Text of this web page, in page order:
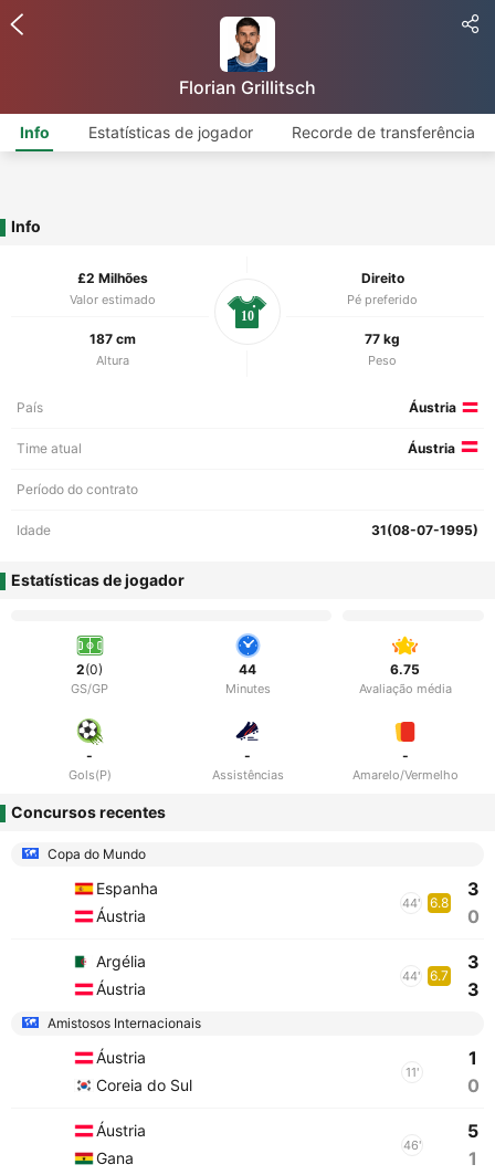
Florian Grillitsch
Info Estatísticas de jogador Recorde de transferência
Info
£2 Milhões
Valor estimado
Direito
Pé preferido
187 cm
Altura
77 kg
Peso
10
País Áustria
Time atual Áustria
Período do contrato
Idade 31(08-07-1995)
Estatísticas de jogador
2(0)
GS/GP
44
Minutes
6.75
Avaliação média
-
Gols(P)
-
Assistências
-
Amarelo/Vermelho
Concursos recentes
Copa do Mundo
Espanha
Áustria
44' 6.8
3
0
Argélia
Áustria
44' 6.7
3
3
Amistosos Internacionais
Áustria
Coreia do Sul
11'
1
0
Áustria
Gana
46'
5
1